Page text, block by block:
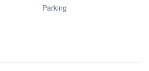
Parking